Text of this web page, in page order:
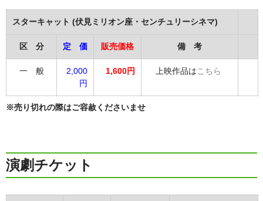
スターキャット (伏見ミリオン座・センチュリーシネマ)
区 分 定 価 販売価格 備 考
一 般
2,000
円
1,600円 上映作品は こちら
※売り切れの際はご容赦くださいませ
演劇チケット